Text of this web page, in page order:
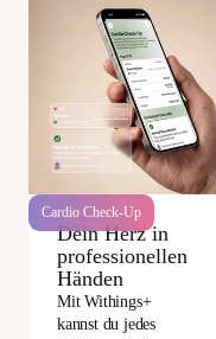
Cardio Check-Up
Dein Herz in
professionellen
Händen
Mit Withings+
kannst du jedes